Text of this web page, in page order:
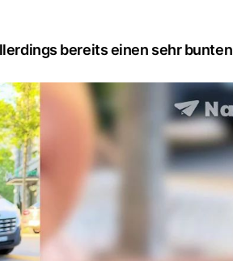
bereits einen sehr bunten